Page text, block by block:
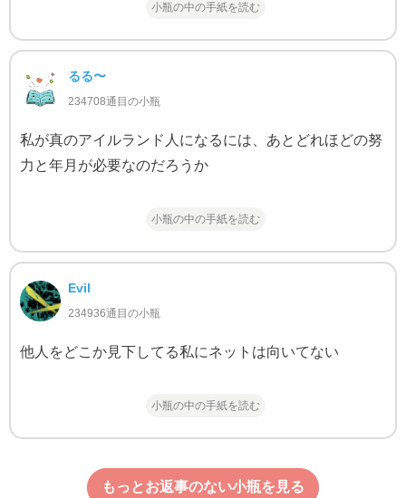
小瓶の中の手紙を読む
るる〜
234708通目の小瓶
私が真のアイルランド人になるには、あとどれほどの努
力と年月が必要なのだろうか
小瓶の中の手紙を読む
Evil
234936通目の小瓶
他人をどこか見下してる私にネットは向いてない
小瓶の中の手紙を読む
もっとお返事のない小瓶を見る